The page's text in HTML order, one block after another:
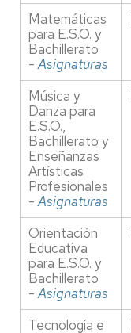
Matemáticas
para E.S.O. y
Bachillerato
-Asignaturas
Música y
Danza para
E.S.O.,
Bachillerato y
Enseñanzas
Artísticas
Profesionales
-Asignaturas
Orientación
Educativa
para E.S.O. y
Bachillerato
-Asignaturas
Tecnología e